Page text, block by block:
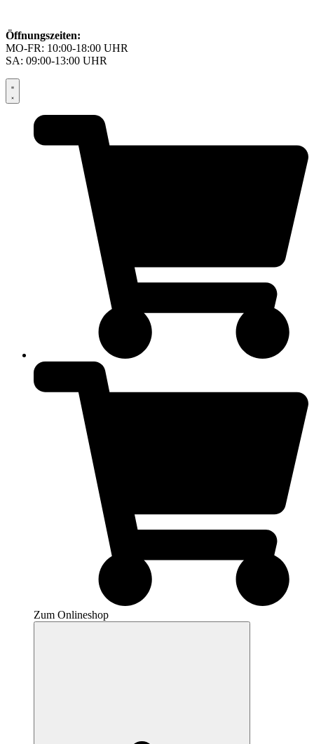
Öffnungszeiten:
MO-FR: 10:00-18:00 UHR
SA: 09:00-13:00 UHR
Zum Onlineshop